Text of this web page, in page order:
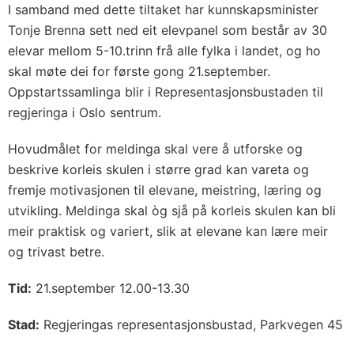
I samband med dette tiltaket har kunnskapsminister
Tonje Brenna sett ned eit elevpanel som består av 30
elevar mellom 5-10.trinn frå alle fylka i landet, og ho
skal møte dei for første gong 21.september.
Oppstartssamlinga blir i Representasjonsbustaden til
regjeringa i Oslo sentrum.
Hovudmålet for meldinga skal vere å utforske og
beskrive korleis skulen i større grad kan vareta og
fremje motivasjonen til elevane, meistring, læring og
utvikling. Meldinga skal òg sjå på korleis skulen kan bli
meir praktisk og variert, slik at elevane kan lære meir
og trivast betre.
Tid: 21.september 12.00-13.30
Stad: Regjeringas representasjonsbustad, Parkvegen 45